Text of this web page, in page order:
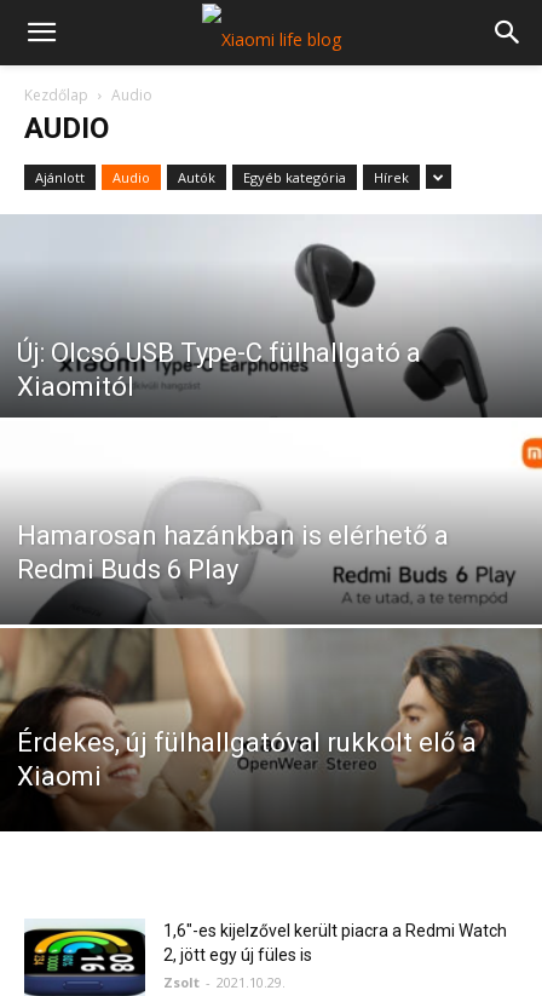
Kezdőlap Audio
AUDIO
Ajánlott Audio Autók Egyéb kategória Hírek
Új: Olcsó USB Type-C fülhallgató a
Xiaomitól
Hamarosan hazánkban is elérhető a
Redmi Buds 6 Play
Érdekes, új fülhallgatóval rukkolt elő a
Xiaomi
1,6″-es kijelzővel került piacra a Redmi Watch
2, jött egy új füles is
Zsolt - 2021.10.29.